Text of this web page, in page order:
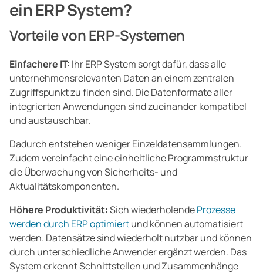
ein ERP System?
Vorteile von ERP-Systemen
Einfachere IT: Ihr ERP System sorgt dafür, dass alle
unternehmensrelevanten Daten an einem zentralen
Zugriffspunkt zu finden sind. Die Datenformate aller
integrierten Anwendungen sind zueinander kompatibel
und austauschbar.
Dadurch entstehen weniger Einzeldatensammlungen.
Zudem vereinfacht eine einheitliche Programmstruktur
die Überwachung von Sicherheits- und
Aktualitätskomponenten.
Höhere Produktivität:Sich wiederholendeProzesse
werden durch ERP optimiertund können automatisiert
werden. Datensätze sind wiederholt nutzbar und können
durch unterschiedliche Anwender ergänzt werden. Das
System erkennt Schnittstellen und Zusammenhänge